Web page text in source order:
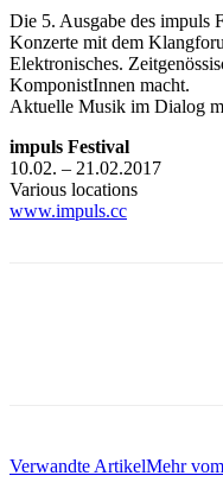
Die 5. Ausgabe des impuls
Konzerte mit dem
Elektronisches.
KomponistInnen macht.
Aktuelle Musik im Dialog
impuls Festival
10.02. – 21.02.2017
Various locations
www.impuls.cc
Verwandte ArtikelMehr